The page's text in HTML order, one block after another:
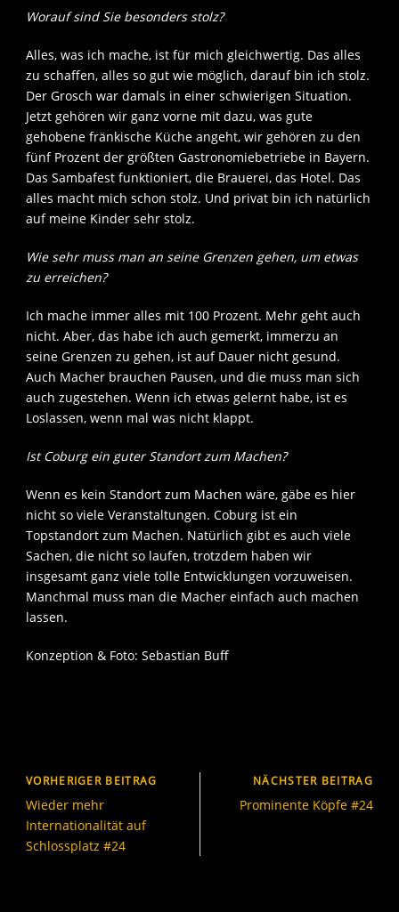
Worauf sind Sie besonders stolz?
Alles, was ich mache, ist für mich gleichwertig. Das alles
zu schaffen, alles so gut wie möglich, darauf bin ich stolz.
Der Grosch war damals in einer schwierigen Situation.
Jetzt gehören wir ganz vorne mit dazu, was gute
gehobene fränkische Küche angeht, wir gehören zu den
fünf Prozent der größten Gastronomiebetriebe in Bayern.
Das Sambafest funktioniert, die Brauerei, das Hotel. Das
alles macht mich schon stolz. Und privat bin ich natürlich
auf meine Kinder sehr stolz.
Wie sehr muss man an seine Grenzen gehen, um etwas
zu erreichen?
Ich mache immer alles mit 100 Prozent. Mehr geht auch
nicht. Aber, das habe ich auch gemerkt, immerzu an
seine Grenzen zu gehen, ist auf Dauer nicht gesund.
Auch Macher brauchen Pausen, und die muss man sich
auch zugestehen. Wenn ich etwas gelernt habe, ist es
Loslassen, wenn mal was nicht klappt.
Ist Coburg ein guter Standort zum Machen?
Wenn es kein Standort zum Machen wäre, gäbe es hier
nicht so viele Veranstaltungen. Coburg ist ein
Topstandort zum Machen. Natürlich gibt es auch viele
Sachen, die nicht so laufen, trotzdem haben wir
insgesamt ganz viele tolle Entwicklungen vorzuweisen.
Manchmal muss man die Macher einfach auch machen
lassen.
Konzeption & Foto: Sebastian Buff
VORHERIGER BEITRAG
Wieder mehr
Internationalität auf
Schlossplatz #24
NÄCHSTER BEITRAG
Prominente Köpfe #24